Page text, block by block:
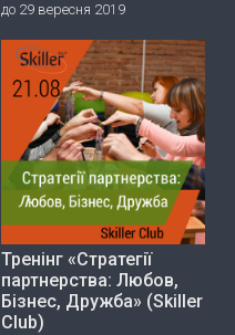
до 29 вересня 2019
Тренінг «Стратегії
партнерства: Любов,
Бізнес, Дружба» (Skiller
Club)